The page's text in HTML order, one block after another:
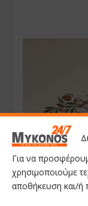
Για να
χρησιμοποιούμε
αποθήκευση και/ή